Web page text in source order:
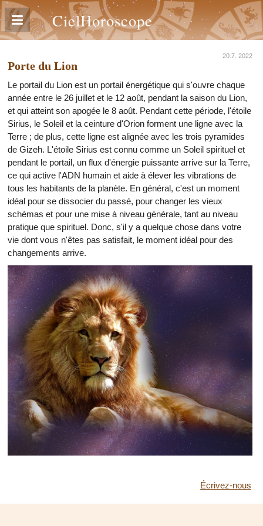
CielHoroscope
20.7. 2022
Porte du Lion
Le portail du Lion est un portail énergétique qui s'ouvre chaque
année entre le 26 juillet et le 12 août, pendant la saison du Lion,
et qui atteint son apogée le 8 août. Pendant cette période, l'étoile
Sirius, le Soleil et la ceinture d'Orion forment une ligne avec la
Terre ; de plus, cette ligne est alignée avec les trois pyramides
de Gizeh. L'étoile Sirius est connu comme un Soleil spirituel et
pendant le portail, un flux d'énergie puissante arrive sur la Terre,
ce qui active l'ADN humain et aide à élever les vibrations de
tous les habitants de la planète. En général, c'est un moment
idéal pour se dissocier du passé, pour changer les vieux
schémas et pour une mise à niveau générale, tant au niveau
pratique que spirituel. Donc, s'il y a quelque chose dans votre
vie dont vous n'êtes pas satisfait, le moment idéal pour des
changements arrive.
Écrivez-nous